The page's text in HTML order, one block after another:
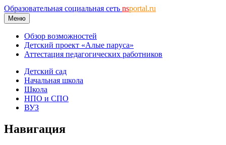
Образовательная социальная сеть nsportal.ru
Меню
Обзор возможностей
Детский проект «Алые паруса»
Аттестация педагогических работников
Детский сад
Начальная школа
Школа
НПО и СПО
ВУЗ
Навигация